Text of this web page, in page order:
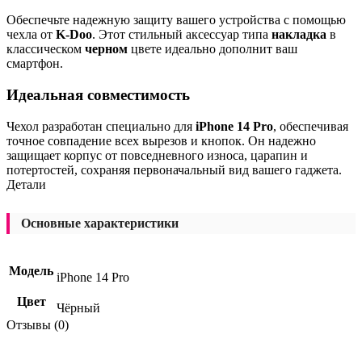
Обеспечьте надежную защиту вашего устройства с помощью
чехла от K-Doo. Этот стильный аксессуар типа накладка в
классическом черном цвете идеально дополнит ваш
смартфон.
Идеальная совместимость
Чехол разработан специально для iPhone 14 Pro, обеспечивая
точное совпадение всех вырезов и кнопок. Он надежно
защищает корпус от повседневного износа, царапин и
потертостей, сохраняя первоначальный вид вашего гаджета.
Детали
Основные характеристики
Модель iPhone 14 Pro
Цвет
Чёрный
Отзывы (0)